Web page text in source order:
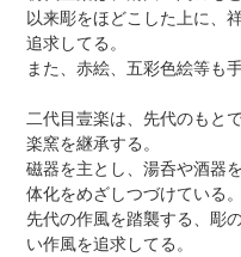
以来彫をほどこした上に、
追求してる。
また、赤絵、五彩色絵等も
二代目壹楽は、先代のもと
楽窯を継承する。
磁器を主とし、湯呑や酒器
体化をめざしつづけている。
先代の作風を踏襲する、彫
い作風を追求してる。